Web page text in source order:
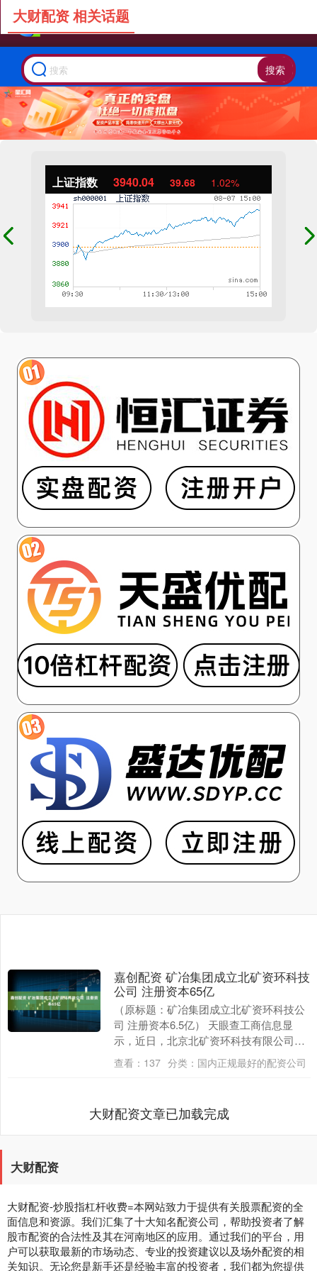
搜索
上证指数 3940.04 39.68 1.02%
大财配资 相关话题
嘉创配资 矿冶集团成立北矿资环科技
公司 注册资本65亿
（原标题：矿冶集团成立北矿资环科技公
司 注册资本6.5亿） 天眼查工商信息显
示，近日，北京北矿资环科技有限公司成
立，法定代表人为张旭东，注册资本6.5亿
人民币，....
查看： 137 分类： 国内正规最好的配资公司
大财配资文章已加载完成
大财配资
大财配资-炒股指杠杆收费=本网站致力于提供有关股票配资的全
面信息和资源。我们汇集了十大知名配资公司，帮助投资者了解
股市配资的合法性及其在河南地区的应用。通过我们的平台，用
户可以获取最新的市场动态、专业的投资建议以及场外配资的相
关知识。无论您是新手还是经验丰富的投资者，我们都为您提供